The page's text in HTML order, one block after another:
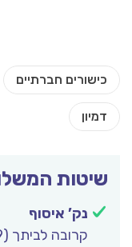
המשלוח
נק’ איסוף